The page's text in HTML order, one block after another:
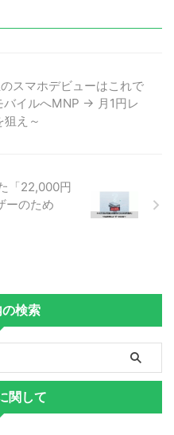
スマホデビューはこれで
バイルへMNP → 月1円レ
え～
「22,000円
ーのため
検索
関して